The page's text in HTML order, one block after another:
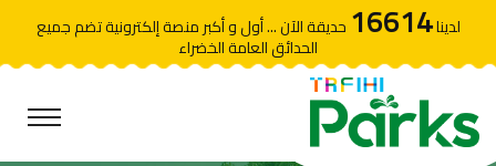
لدينا16614 حديقة الآن ... أول و أكبر منصة إلكترونية تضم جميع
الحدائق العامة الخضراء